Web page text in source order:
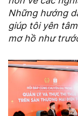
Những hướng
giúp tôi yên
mơ hồ như